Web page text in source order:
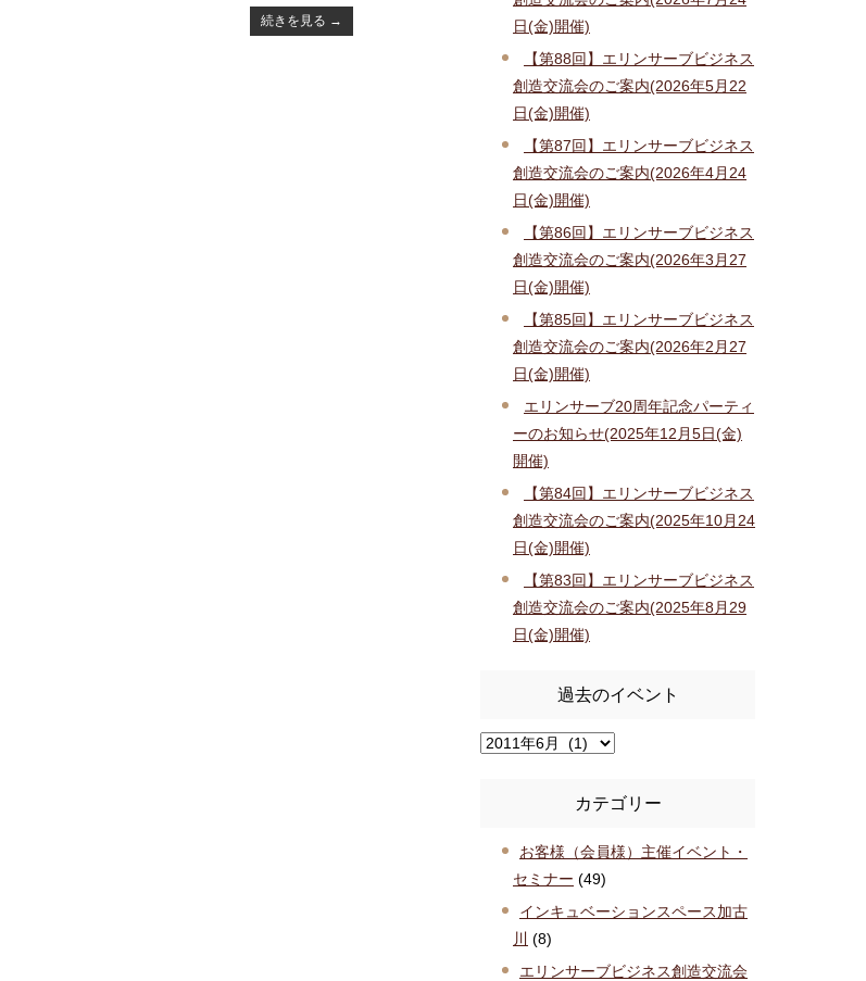
続きを見る →
日(金)開催)
【第88回】エリンサーブビジネス
創造交流会のご案内(2026年5月22
日(金)開催)
【第87回】エリンサーブビジネス
創造交流会のご案内(2026年4月24
日(金)開催)
【第86回】エリンサーブビジネス
創造交流会のご案内(2026年3月27
日(金)開催)
【第85回】エリンサーブビジネス
創造交流会のご案内(2026年2月27
日(金)開催)
エリンサーブ20周年記念パーティ
ーのお知らせ(2025年12月5日(金)
開催)
【第84回】エリンサーブビジネス
創造交流会のご案内(2025年10月24
日(金)開催)
【第83回】エリンサーブビジネス
創造交流会のご案内(2025年8月29
日(金)開催)
過去のイベント
カテゴリー
お客様（会員様）主催イベント・
セミナー (49)
インキュベーションスペース加古
川
(8)
エリンサーブビジネス創造交流会